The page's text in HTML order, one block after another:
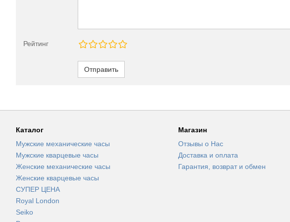
Рейтинг
Отправить
Каталог
Мужские механические часы
Мужские кварцевые часы
Женские механические часы
Женские кварцевые часы
СУПЕР ЦЕНА
Royal London
Seiko
Магазин
Отзывы о Нас
Доставка и оплата
Гарантия, возврат и обмен